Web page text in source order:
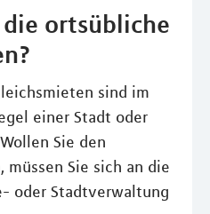
ortsübliche
sind im
einer Stadt oder
Sie den
Sie sich an die
oder Stadtverwaltung